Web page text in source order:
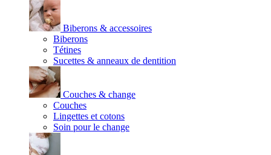
Biberons & accessoires
Biberons
Tétines
Sucettes & anneaux de dentition
Couches & change
Couches
Lingettes et cotons
Soin pour le change